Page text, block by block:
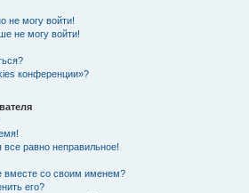
не могу войти!
не могу войти!
конференции»?
равно неправильное!
вместе со своим именем?
его?